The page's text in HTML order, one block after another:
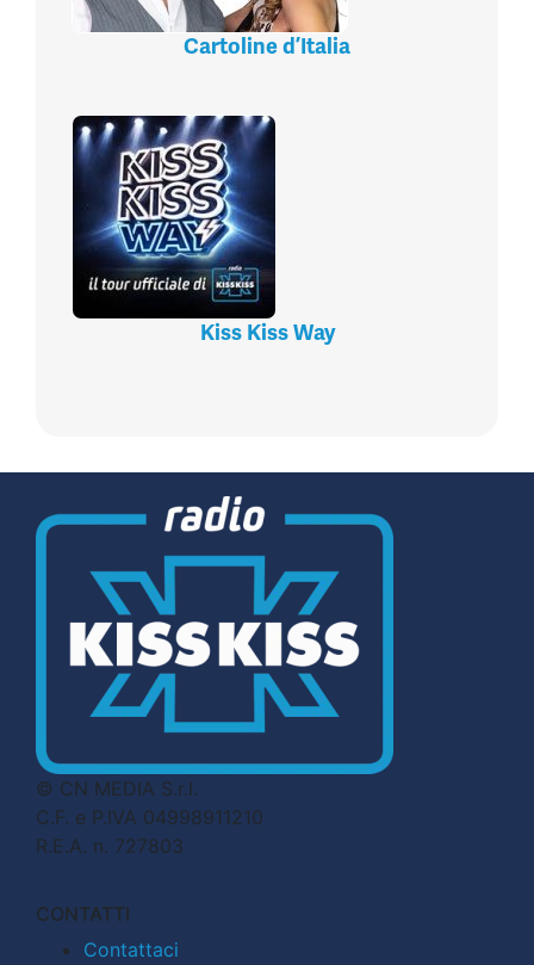
Cartoline d’Italia
Kiss Kiss Way
© CN MEDIA S.r.l.
C.F. e P.IVA 04998911210
R.E.A. n. 727803
CONTATTI
Contattaci